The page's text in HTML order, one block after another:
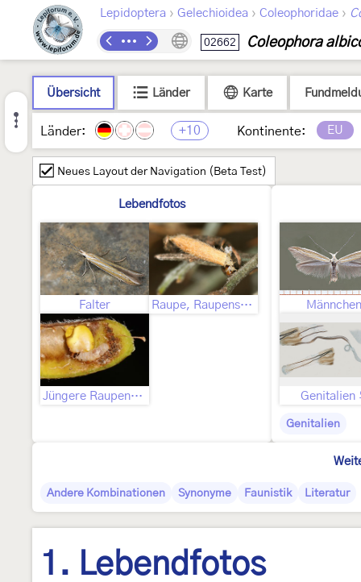
Lepidoptera › Gelechioidea › Coleophoridae ›
02662 Coleophora
Übersicht Länder Karte
Länder: +10 Kontinente: EU
Neues Layout der Navigation (Beta Test)
Lebendfotos
Falter Raupe, Raupensack
Jüngere Raupenstadien
Männchen
Genitalien
Genitalien
Andere Kombinationen Synonyme Faunistik Literatur
1. Lebendfotos